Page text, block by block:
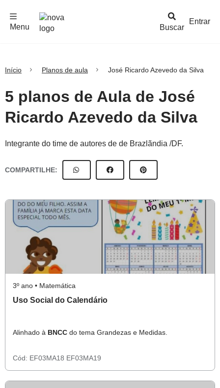
Buscar
Menu
Entrar
Início Planos de aula José Ricardo Azevedo da Silva
5 planos de Aula de José
Ricardo Azevedo da Silva
Integrante do time de autores de de Brazlãndia /DF.
COMPARTILHE:
3º ano • Matemática
Uso Social do Calendário
Alinhado à BNCC do tema Grandezas e Medidas.
Cód: EF03MA18 EF03MA19